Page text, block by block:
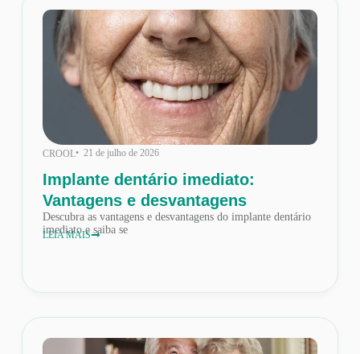
CROOL• 21 de julho de 2026
Implante dentário imediato:
Vantagens e desvantagens
Descubra as vantagens e desvantagens do implante dentário
imediato e saiba se
LEIA MAIS